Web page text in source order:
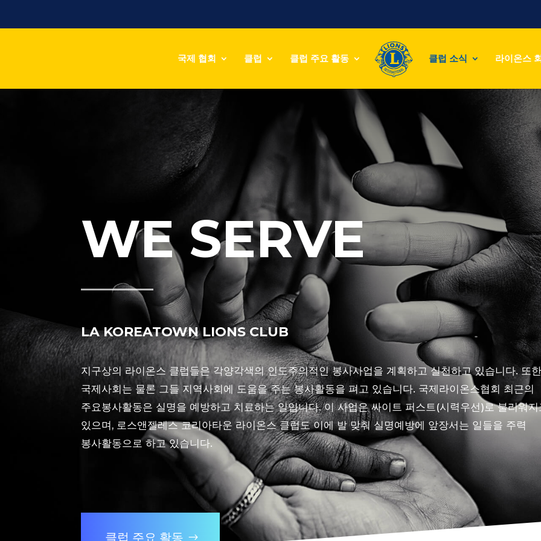
국제 협회 클럽 클럽 주요 활동 클럽 소식 라이온스
WE SERVE
LA KOREATOWN LIONS CLUB
지구상의 라이온스 클럽들은 각양각색의 인도주의적인 봉사사업을 계획하고 실천하고 있습니다. 또
국제사회는 물론 그들 지역사회에 도움을 주는 봉사활동을 펴고 있습니다. 국제라이온스협회 최근의
주요봉사활동은 실명을 예방하고 치료하는 일입니다. 이 사업은 싸이트 퍼스트(시력우선)로 불리워지
있으며, 로스앤젤레스 코리아타운 라이온스 클럽도 이에 발 맞춰 실명예방에 앞장서는 일들을 주력
봉사활동으로 하고 있습니다.
클럽 주요 활동